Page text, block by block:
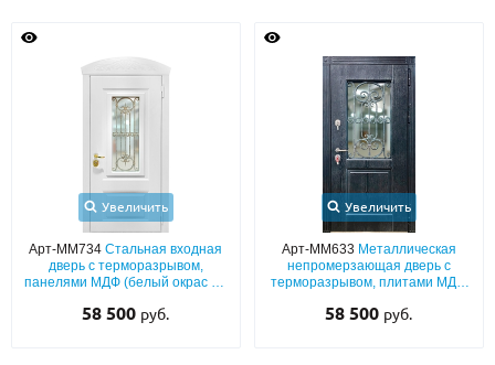
Увеличить
Арт-ММ734Стальная входная
дверь с терморазрывом,
панелями МДФ (белый окрас по
фигурным карнизом
58 500 руб.
Увеличить
Арт-ММ633 Металлическая
непромерзающая дверь с
терморазрывом, плитами МДФ
стеклопакетом и решеткой
58 500 руб.